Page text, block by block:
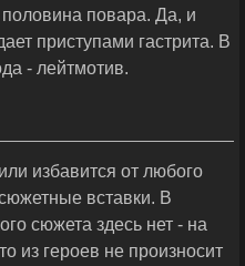
повара. Да, и
приступами гастрита. В
- лейтмотив.
избавится от любого
вставки. В
сюжета здесь нет - на
из героев не произносит